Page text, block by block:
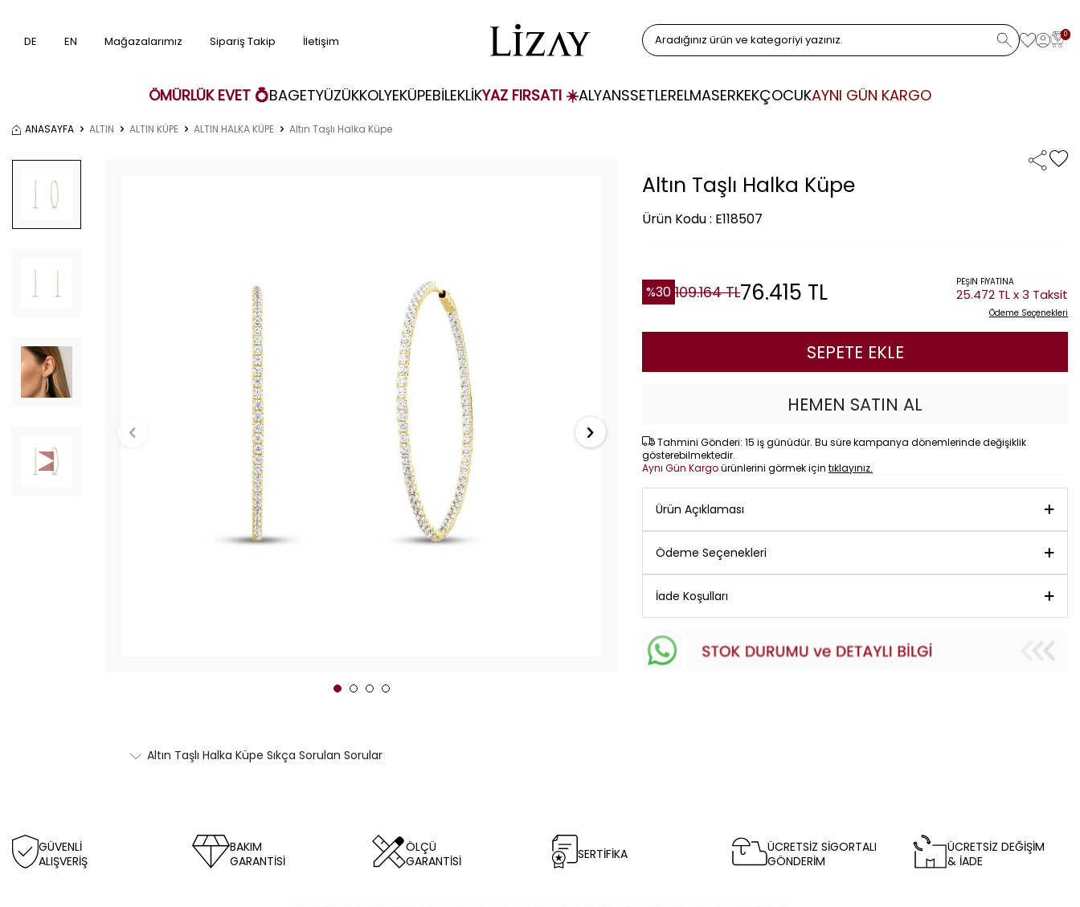
DE EN Mağazalarımız Sipariş Takip İletişim 0
ÖMÜRLÜK EVET 💍BAGETYÜZÜKKOLYEKÜPEBİLEKLİKYAZ FIRSATI ☀️ALYANSSETLERELMASERKEKÇOCUKAYNI GÜN KARGO
ANASAYFA ALTIN ALTIN KÜPE ALTIN HALKA KÜPE Altın Taşlı Halka Küpe
Altın Taşlı Halka Küpe
Ürün Kodu : E118507
%30 109.164TL76.415 TL PEŞİN FİYATINA
25.472 TL x 3 Taksit
Ödeme Seçenekleri
SEPETE EKLE
HEMEN SATIN AL
Tahmini Gönderi: 15 iş günüdür. Bu süre kampanya dönemlerinde değişiklik
gösterebilmektedir.
Aynı Gün Kargoürünlerini görmek için tıklayınız.
Ürün Açıklaması
Ödeme Seçenekleri
İade Koşulları
Altın Taşlı Halka Küpe Sıkça Sorulan Sorular
GÜVENLİ
ALIŞVERİŞ
BAKIM
GARANTİSİ
ÖLÇÜ
GARANTİSİ
SERTİFİKA
ÜCRETSİZ SİGORTALI
GÖNDERİM
ÜCRETSİZ DEĞİŞİM
& İADE